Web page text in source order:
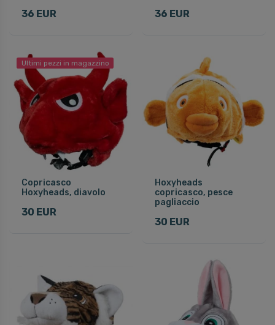
36 EUR 36 EUR
Ultimi pezzi in magazzino
Copricasco
Hoxyheads, diavolo
30 EUR
Hoxyheads
copricasco, pesce
pagliaccio
30 EUR